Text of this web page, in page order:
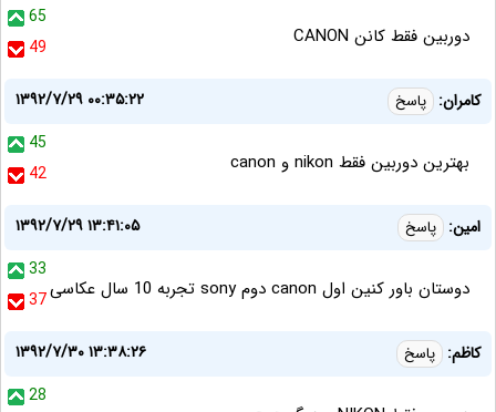
65
49
دوربین فقط کانن CANON
کامران: پاسخ
۱۳۹۲/۷/۲۹ ۰۰:۳۵:۲۲
45
42
بهترین دوربین فقط nikon و canon
امین: پاسخ
۱۳۹۲/۷/۲۹ ۱۳:۴۱:۰۵
33
37
دوستان باور کنین اول canon دوم sony تجربه 10 سال عکاسی
کاظم: پاسخ
۱۳۹۲/۷/۳۰ ۱۳:۳۸:۲۶
28